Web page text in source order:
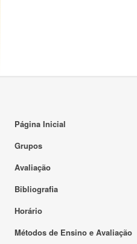
Página Inicial
Grupos
Avaliação
Bibliografia
Horário
Métodos de Ensino e Avaliação